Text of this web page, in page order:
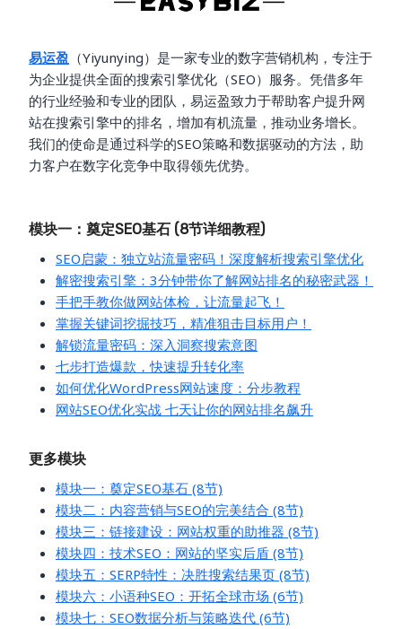
易运盈 （Yiyunying）是一家专业的数字营销机构，专注于
为企业提供全面的搜索引擎优化（SEO）服务。凭借多年
的行业经验和专业的团队，易运盈致力于帮助客户提升网
站在搜索引擎中的排名，增加有机流量，推动业务增长。
我们的使命是通过科学的SEO策略和数据驱动的方法，助
力客户在数字化竞争中取得领先优势。
模块一：奠定SEO基石 (8节详细教程)
SEO启蒙：独立站流量密码！深度解析搜索引擎优化
解密搜索引擎：3分钟带你了解网站排名的秘密武器！
手把手教你做网站体检，让流量起飞！
掌握关键词挖掘技巧，精准狙击目标用户！
解锁流量密码：深入洞察搜索意图
七步打造爆款，快速提升转化率
如何优化WordPress网站速度：分步教程
网站SEO优化实战 七天让你的网站排名飙升
更多模块
模块一：奠定SEO基石 (8节)
模块二：内容营销与SEO的完美结合 (8节)
模块三：链接建设：网站权重的助推器 (8节)
模块四：技术SEO：网站的坚实后盾 (8节)
模块五：SERP特性：决胜搜索结果页 (8节)
模块六：小语种SEO：开拓全球市场 (6节)
模块七：SEO数据分析与策略迭代 (6节)